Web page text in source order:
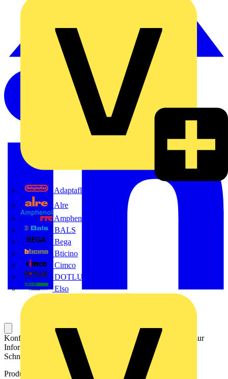
Adaptaflex
Alre
Amphenol FTG
BALS
Bega
Bticino
Cimco
DOTLUX GmbH
Elso
Konfektioniertes Kabel für die elektrische Verbindung und zur
Informationsübertragung zwischen der SPS und einer SPS-
Schnittstelle.
Produktkennzeichen